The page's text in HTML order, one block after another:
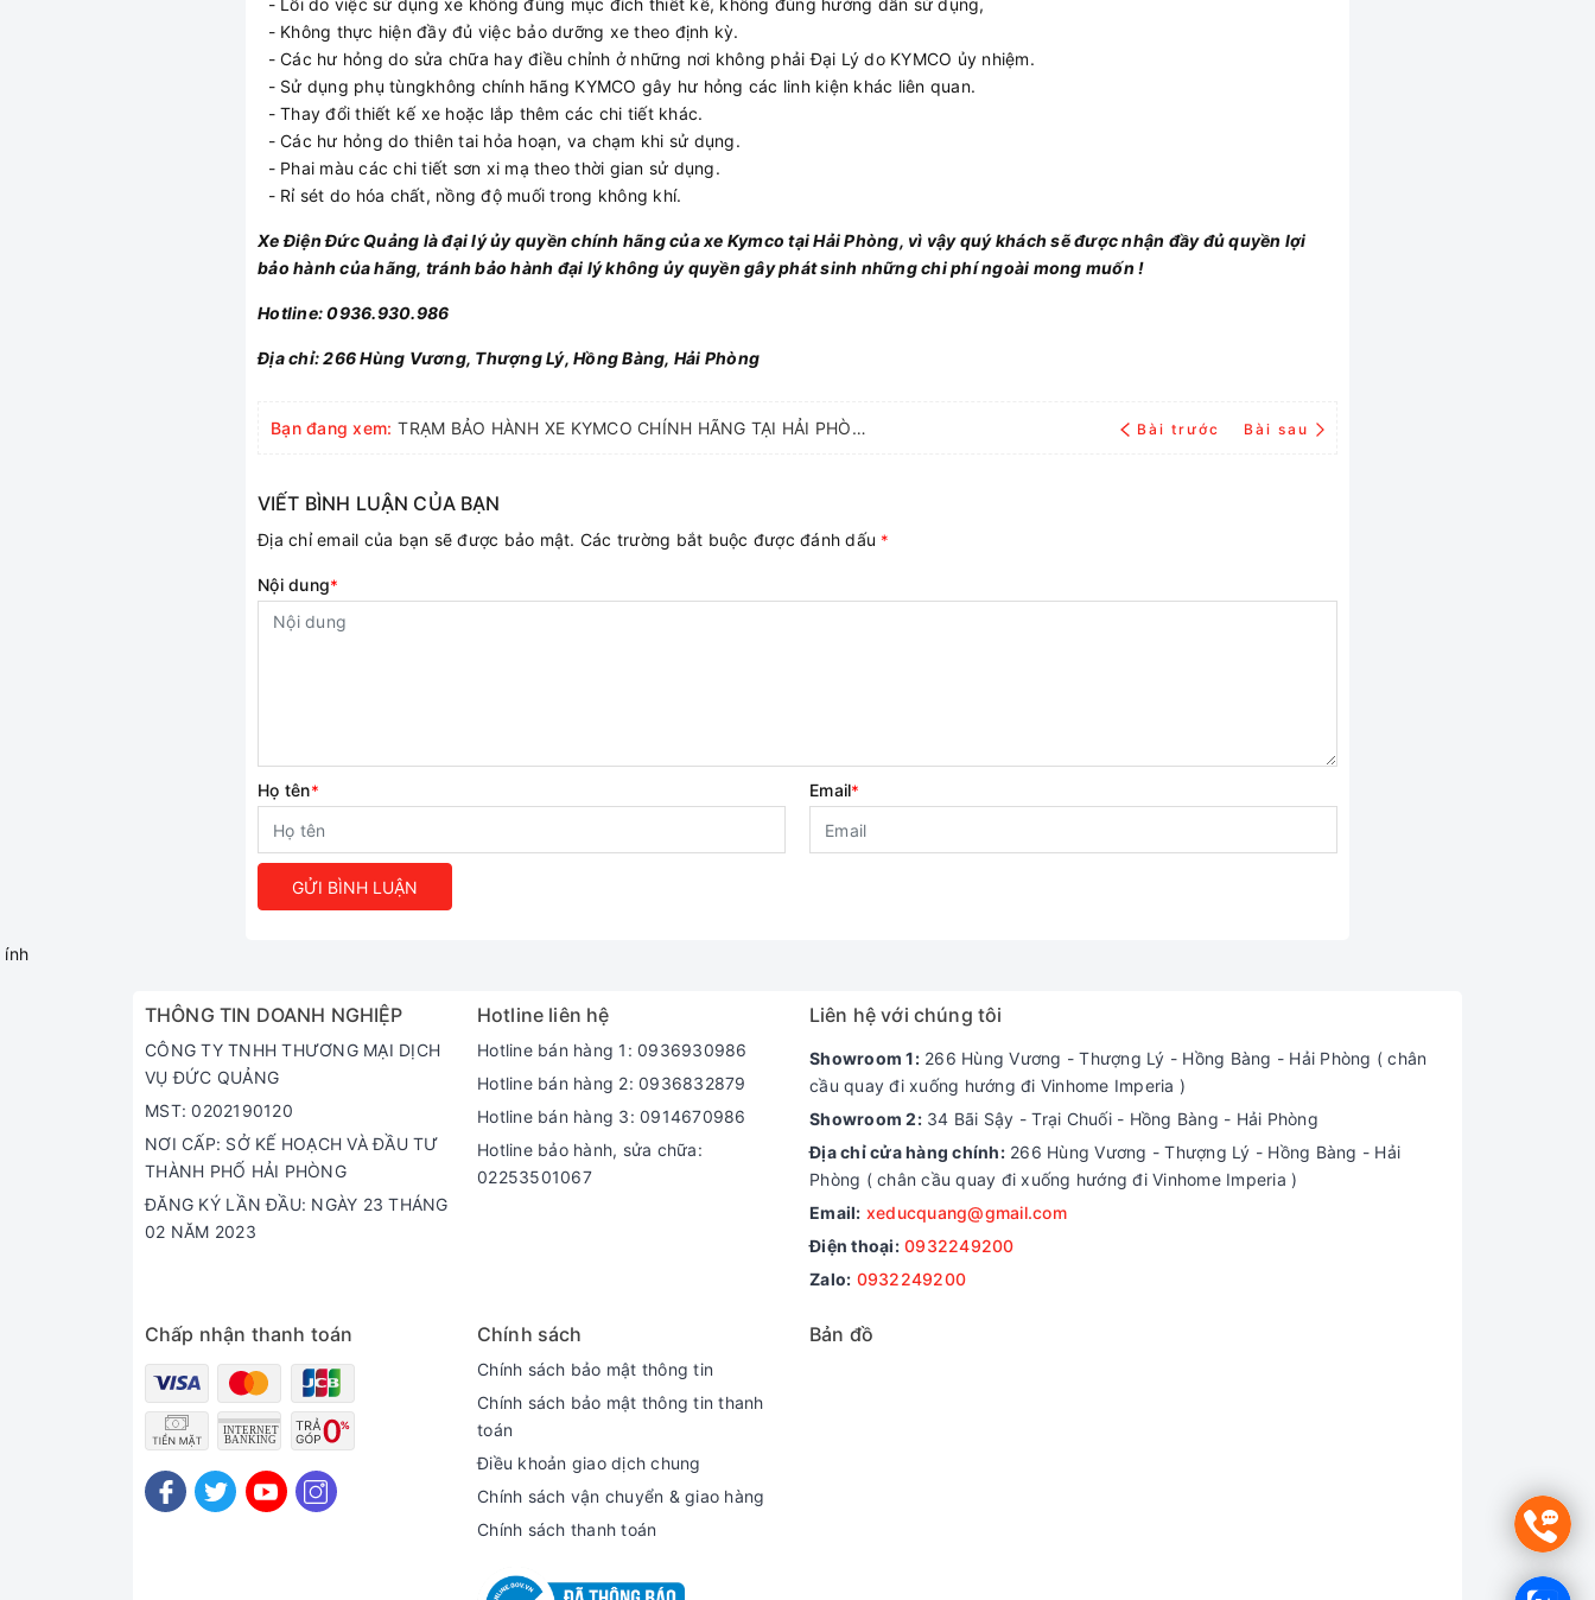
- Lỗi do việc sử dụng xe không đúng mục đích thiết kế, không đúng hướng dẫn sử dụng,
- Không thực hiện đầy đủ việc bảo dưỡng xe theo định kỳ.
- Các hư hỏng do sửa chữa hay điều chỉnh ở những nơi không phải Đại Lý do KYMCO ủy nhiệm.
- Sử dụng phụ tùngkhông chính hãng KYMCO gây hư hỏng các linh kiện khác liên quan.
- Thay đổi thiết kế xe hoặc lắp thêm các chi tiết khác.
- Các hư hỏng do thiên tai hỏa hoạn, va chạm khi sử dụng.
- Phai màu các chi tiết sơn xi mạ theo thời gian sử dụng.
- Rỉ sét do hóa chất, nồng độ muối trong không khí.
Xe Điện Đức Quảng là đại lý ủy quyền chính hãng của xe Kymco tại Hải Phòng, vì vậy quý khách sẽ được nhận đầy đủ quyền lợi
bảo hành của hãng, tránh bảo hành đại lý không ủy quyền gây phát sinh những chi phí ngoài mong muốn !
Hotline: 0936.930.986
Địa chỉ: 266 Hùng Vương, Thượng Lý, Hồng Bàng, Hải Phòng
Bạn đang xem: TRẠM BẢO HÀNH XE KYMCO CHÍNH HÃNG TẠI HẢI PHÒNG Bài trước Bài sau
VIẾT BÌNH LUẬN CỦA BẠN
Địa chỉ email của bạn sẽ được bảo mật. Các trường bắt buộc được đánh dấu *
Nội dung*
Họ tên* Email*
GỬI BÌNH LUẬN
ính
THÔNG TIN DOANH NGHIỆP
CÔNG TY TNHH THƯƠNG MẠI DỊCH
VỤ ĐỨC QUẢNG
MST: 0202190120
NƠI CẤP: SỞ KẾ HOẠCH VÀ ĐẦU TƯ
THÀNH PHỐ HẢI PHÒNG
ĐĂNG KÝ LẦN ĐẦU: NGÀY 23 THÁNG
02 NĂM 2023
Hotline liên hệ
Hotline bán hàng 1: 0936930986
Hotline bán hàng 2: 0936832879
Hotline bán hàng 3: 0914670986
Hotline bảo hành, sửa chữa:
02253501067
Liên hệ với chúng tôi
Showroom 1:266 Hùng Vương - Thượng Lý - Hồng Bàng - Hải Phòng ( chân
cầu quay đi xuống hướng đi Vinhome Imperia )
Showroom 2:34 Bãi Sậy - Trại Chuối - Hồng Bàng - Hải Phòng
Địa chỉ cửa hàng chính:266 Hùng Vương - Thượng Lý - Hồng Bàng - Hải
Phòng ( chân cầu quay đi xuống hướng đi Vinhome Imperia )
Email: xeducquang@gmail.com
Điện thoại: 0932249200
Zalo: 0932249200
Chấp nhận thanh toán Chính sách
Chính sách bảo mật thông tin
Chính sách bảo mật thông tin thanh
toán
Điều khoản giao dịch chung
Chính sách vận chuyển & giao hàng
Chính sách thanh toán
Bản đồ